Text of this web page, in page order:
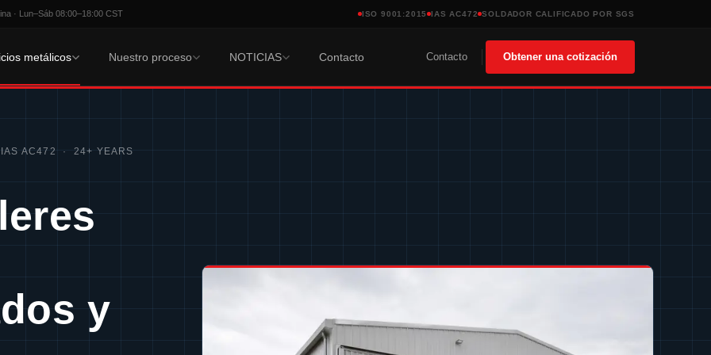
· Lun–Sáb 08:00–18:00 CST ISO 9001:2015 IAS AC472 SOLDADOR CALIFICADO POR SGS
metálicos Nuestro proceso NOTICIAS Contacto Contacto Obtener una cotización
AC472 · 24+ YEARS
y